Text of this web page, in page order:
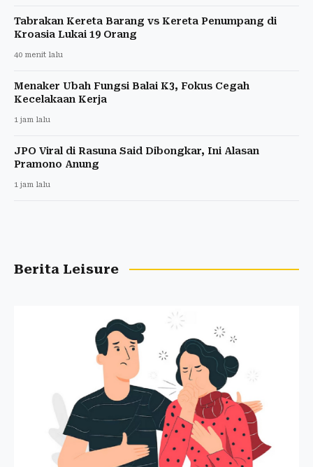
Tabrakan Kereta Barang vs Kereta Penumpang di
Kroasia Lukai 19 Orang
40 menit lalu
Menaker Ubah Fungsi Balai K3, Fokus Cegah
Kecelakaan Kerja
1 jam lalu
JPO Viral di Rasuna Said Dibongkar, Ini Alasan
Pramono Anung
1 jam lalu
Berita Leisure